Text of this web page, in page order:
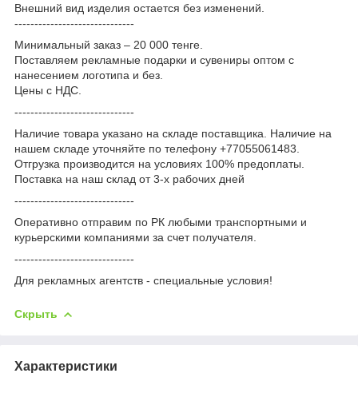
Внешний вид изделия остается без изменений.
------------------------------
Минимальный заказ – 20 000 тенге.
Поставляем рекламные подарки и сувениры оптом с
нанесением логотипа и без.
Цены с НДС.
------------------------------
Наличие товара указано на складе поставщика. Наличие на
нашем складе уточняйте по телефону +77055061483.
Отгрузка производится на условиях 100% предоплаты.
Поставка на наш склад от 3-x рабочих дней
------------------------------
Оперативно отправим по РК любыми транспортными и
курьерскими компаниями за счет получателя.
------------------------------
Для рекламных агентств - специальные условия!
Скрыть
Характеристики